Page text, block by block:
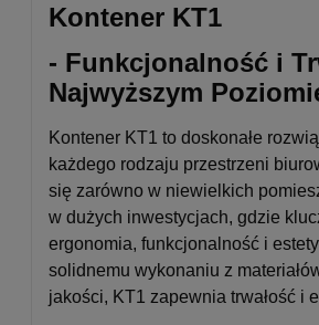
Kontener KT1
- Funkcjonalność i
Najwyższym
Kontener KT1 to doskonałe
każdego rodzaju przestrzeni
się zarówno w niewielkich
w dużych inwestycjach, gdzie
ergonomia, funkcjonalność i
solidnemu wykonaniu z
jakości, KT1 zapewnia trwałość i